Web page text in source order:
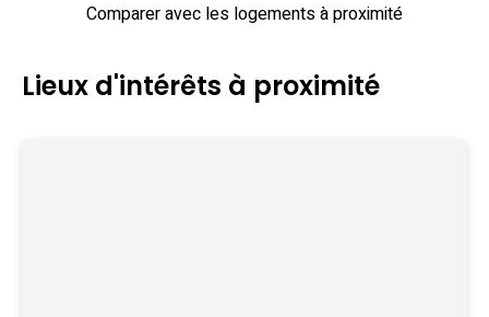
Comparer avec les logements à proximité
Lieux d'intérêts à proximité